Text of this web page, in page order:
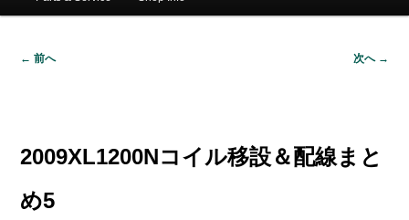
ン
イ
ン
ン
テ
ブ
コ
テ
ン
ゲ
シ
← 前へ 次へ →
2009XL1200Nコイル移設＆配線まと
め5